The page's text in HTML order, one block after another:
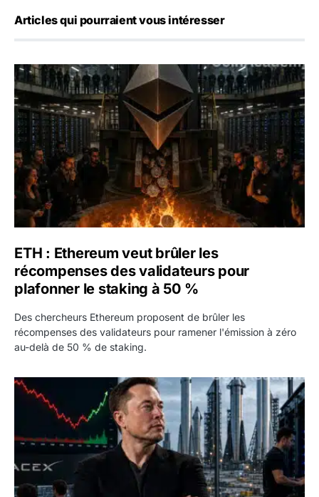
Articles qui pourraient vous intéresser
ETH : Ethereum veut brûler les récompenses des
ETH : Ethereum veut brûler les
récompenses des validateurs pour
plafonner le staking à 50 %
Des chercheurs Ethereum proposent de brûler les
récompenses des validateurs pour ramener l'émission à zéro
au-delà de 50 % de staking.
SPCX : SpaceX publie 7,8 milliards de dollars de